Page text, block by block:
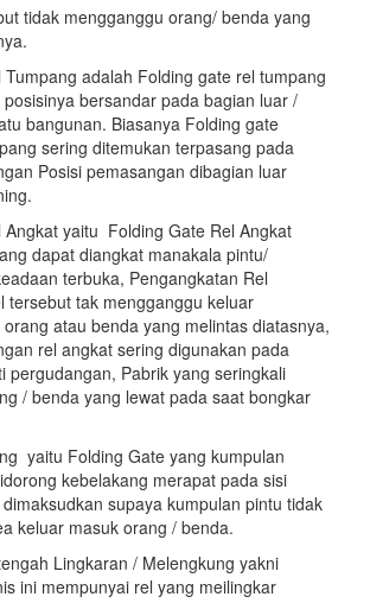
tidak mengganggu orang/ benda yang
adalah Folding gate rel tumpang
bersandar pada bagian luar /
bangunan. Biasanya Folding gate
sering ditemukan terpasang pada
Posisi pemasangan dibagian luar
Angkat yaitu Folding Gate Rel Angkat
dapat diangkat manakala pintu/
terbuka, Pengangkatan Rel
tersebut tak mengganggu keluar
atau benda yang melintas diatasnya,
rel angkat sering digunakan pada
pergudangan, Pabrik yang seringkali
/ benda yang lewat pada saat bongkar
yaitu Folding Gate yang kumpulan
kebelakang merapat pada sisi
supaya kumpulan pintu tidak
keluar masuk orang / benda.
Lingkaran / Melengkung yakni
ini mempunyai rel yang meilingkar